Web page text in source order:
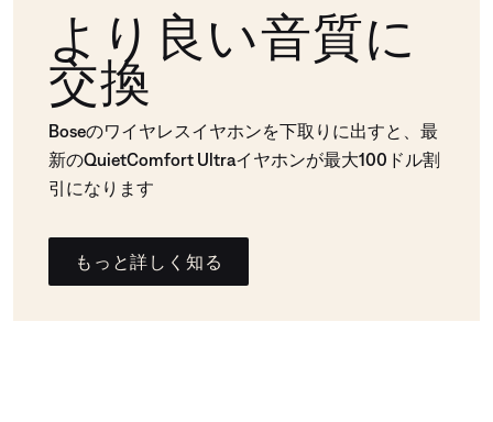
より良い音質に
交換
Boseのワイヤレスイヤホンを下取りに出すと、最
新のQuietComfort Ultraイヤホンが最大100ドル割
引になります
もっと詳しく知る